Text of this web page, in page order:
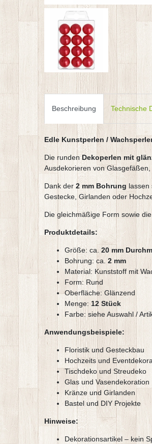
Beschreibung Technische
Edle Kunstperlen /
Die rundenDekoperlen mit
Ausdekorieren von
Dank der 2 mm Bohrunglassen
Gestecke, Girlanden oder
Die gleichmäßige Form sowie
Produktdetails:
Größe: ca.20 mm
Bohrung: ca. 2 mm
Material: Kunststoff mit
Form: Rund
Oberfläche: Glänzend
Menge:12 Stück
Farbe: siehe Auswahl /
Anwendungsbeispiele:
Floristik und Gesteckbau
Hochzeits und
Tischdeko und Streudeko
Glas und Vasendekoration
Kränze und Girlanden
Bastel und DIY Projekte
Hinweise:
Dekorationsartikel – kein